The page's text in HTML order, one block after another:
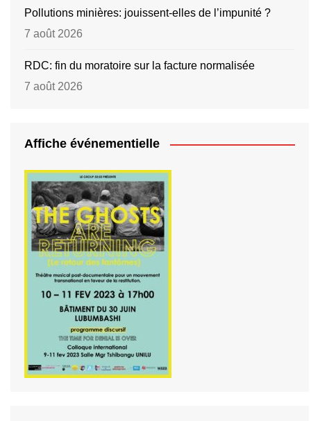
Pollutions minières: jouissent-elles de l’impunité ?
7 août 2026
RDC: fin du moratoire sur la facture normalisée
7 août 2026
Affiche événementielle